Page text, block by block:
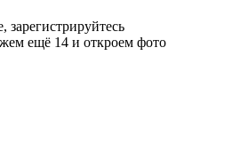
зарегистрируйтесь
ещё 14 и откроем фото